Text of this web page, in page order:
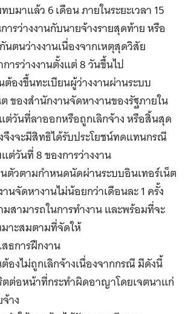
บมาแล้ว6เดือนภายในระยะเวลา15
ารว่างงานกับนายจ้างรายสุดท้ายหรือ
ตนว่างงานเนื่องจากเหตุสุดวิสัย
การว่างงานตั้งแต่8วันขึ้นไป
องขึ้นทะเบียนผู้ว่างงานผ่านระบบ
ของสำนักงานจัดหางานของรัฐภายใน
วันที่ลาออกหรือถูกเลิกจ้างหรือสิ้นสุด
งจะมีสิทธิได้รับประโยชน์ทดแทนกรณี
ต่วันที่8ของการว่างงาน
ตัวตามกำหนดนัดผ่านระบบอินเทอร์เน็ต
นจัดหางานไม่น้อยกว่าเดือนละ1 ครั้ง
สามารถในการทำงานและพร้อมที่จะ
าะสมตามที่จัดให้
ธการฝึกงาน
องไม่ถูกเลิกจ้างเนื่องจากกรณีมีดังนี้
ต่อหน้าที่กระทำผิดอาญาโดยเจตนาแก่
าง